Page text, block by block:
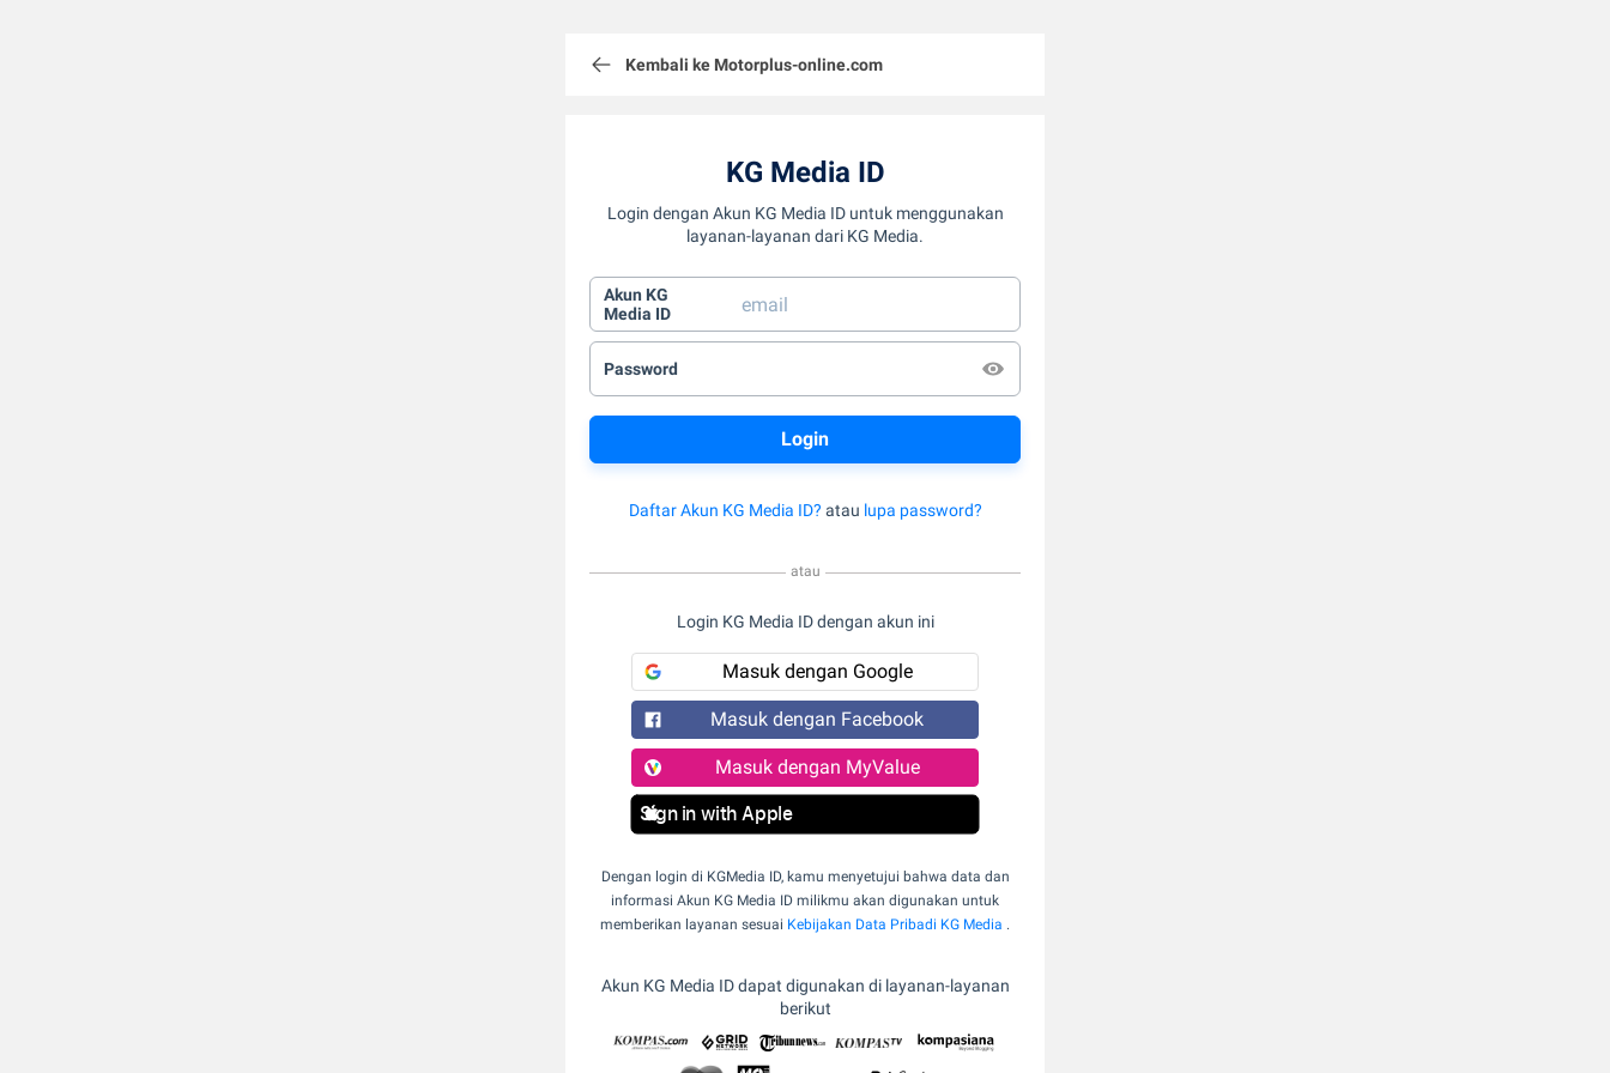
Kembali ke Motorplus-online.com
KG Media ID
Login dengan Akun KG Media ID untuk menggunakan
layanan-layanan dari KG Media.
Akun KG
Media ID
Password
Daftar Akun KG Media ID? atau lupa password?
atau
Login KG Media ID dengan akun ini
Masuk dengan Google
Masuk dengan Facebook
Masuk dengan MyValue
Sign in with Apple
Dengan login di KGMedia ID, kamu menyetujui bahwa data dan
informasi Akun KG Media ID milikmu akan digunakan untuk
memberikan layanan sesuai Kebijakan Data Pribadi KG Media .
Akun KG Media ID dapat digunakan di layanan-layanan
berikut